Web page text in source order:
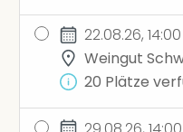
22.08.26,
Weingut
20 Plätze